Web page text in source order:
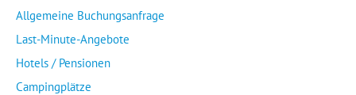
Allgemeine Buchungsanfrage
Last-Minute-Angebote
Hotels / Pensionen
Campingplätze